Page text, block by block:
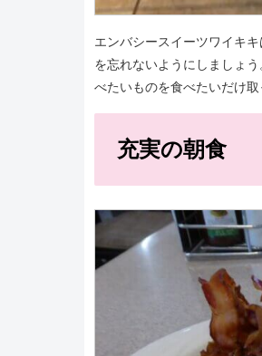
エンバシースイーツワイキ
を忘れないようにしましょ
べたいものを食べたいだけ取
充実の朝食